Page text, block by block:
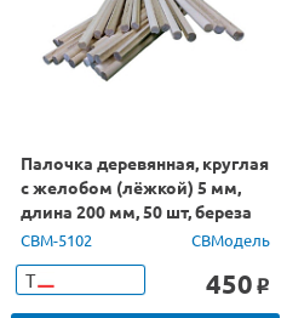
Палочка деревянная, круглая
с желобом (лёжкой) 5 мм,
длина 200 мм, 50 шт, береза
CBM-5102 СВМодель
Т 450 o